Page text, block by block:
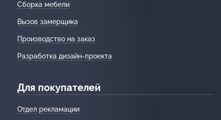
Сборка мебели
Вызов замерщика
Производство на заказ
Разработка дизайн-проекта
Для покупателей
Отдел рекламации